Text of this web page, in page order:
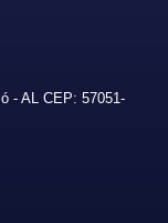
- AL CEP: 57051-